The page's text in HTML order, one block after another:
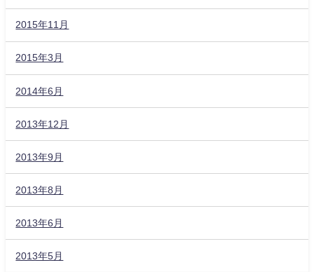
2015年11月
2015年3月
2014年6月
2013年12月
2013年9月
2013年8月
2013年6月
2013年5月